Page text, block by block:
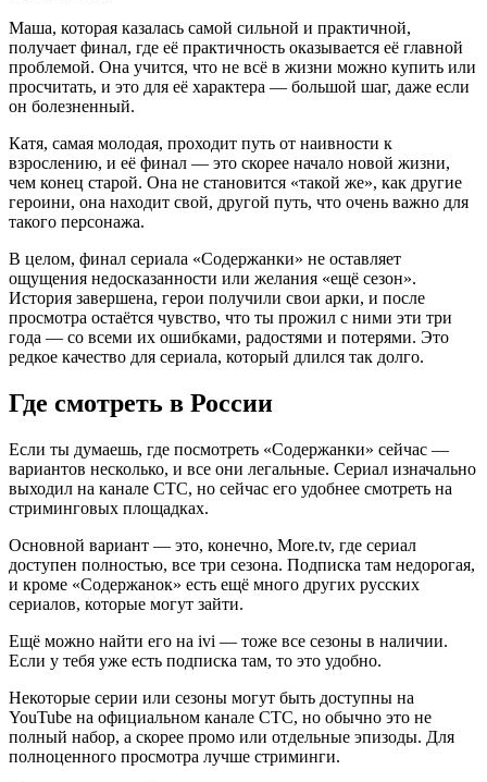
Маша, которая казалась самой сильной и практичной,
получает финал, где её практичность оказывается её главной
проблемой. Она учится, что не всё в жизни можно купить или
просчитать, и это для её характера — большой шаг, даже если
он болезненный.
Катя, самая молодая, проходит путь от наивности к
взрослению, и её финал — это скорее начало новой жизни,
чем конец старой. Она не становится «такой же», как другие
героини, она находит свой, другой путь, что очень важно для
такого персонажа.
В целом, финал сериала «Содержанки» не оставляет
ощущения недосказанности или желания «ещё сезон».
История завершена, герои получили свои арки, и после
просмотра остаётся чувство, что ты прожил с ними эти три
года — со всеми их ошибками, радостями и потерями. Это
редкое качество для сериала, который длился так долго.
Где смотреть в России
Если ты думаешь, где посмотреть «Содержанки» сейчас —
вариантов несколько, и все они легальные. Сериал изначально
выходил на канале СТС, но сейчас его удобнее смотреть на
стриминговых площадках.
Основной вариант — это, конечно, More.tv, где сериал
доступен полностью, все три сезона. Подписка там недорогая,
и кроме «Содержанок» есть ещё много других русских
сериалов, которые могут зайти.
Ещё можно найти его на ivi — тоже все сезоны в наличии.
Если у тебя уже есть подписка там, то это удобно.
Некоторые серии или сезоны могут быть доступны на
YouTube на официальном канале СТС, но обычно это не
полный набор, а скорее промо или отдельные эпизоды. Для
полноценного просмотра лучше стриминги.